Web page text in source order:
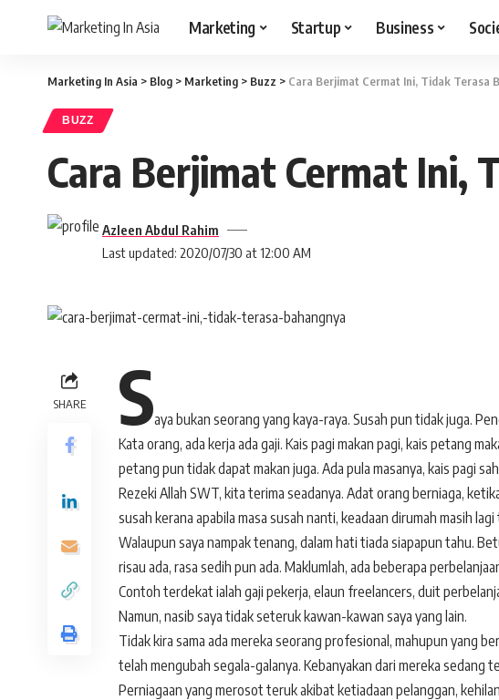
Marketing Startup Business
Marketing In Asia > Blog > Marketing > Buzz > Cara Berjimat Cermat Ini, Tidak Terasa
BUZZ
Cara Berjimat Cermat Ini,
Last updated: 2020/07/30 at 12:00 AM
Azleen Abdul Rahim
SHARE Saya bukan seorang yang kaya-raya. Susah pun tidak juga.
Kata orang, ada kerja ada gaji. Kais pagi makan pagi, kais petang
petang pun tidak dapat makan juga. Ada pula masanya, kais pagi
Rezeki Allah SWT, kita terima seadanya. Adat orang berniaga,
susah kerana apabila masa susah nanti, keadaan dirumah masih
Walaupun saya nampak tenang, dalam hati tiada siapapun tahu.
risau ada, rasa sedih pun ada. Maklumlah, ada beberapa
Contoh terdekat ialah gaji pekerja, elaun freelancers, duit
Namun, nasib saya tidak seteruk kawan-kawan saya yang lain.
Tidak kira sama ada mereka seorang profesional, mahupun yang
telah mengubah segala-galanya. Kebanyakan dari mereka sedang
Perniagaan yang merosot teruk akibat ketiadaan pelanggan,